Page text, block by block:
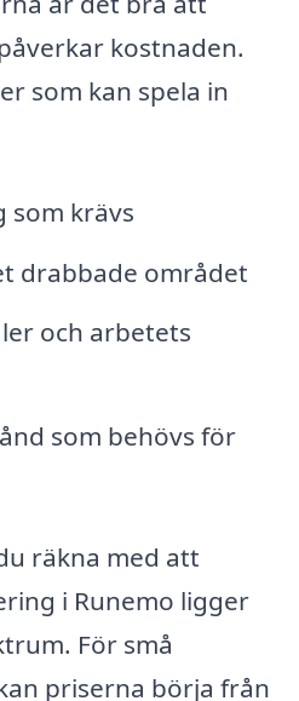
kostnaden.
som kan spela in
som krävs
drabbade området
och arbetets
som behövs för
räkna med att
i Runemo ligger
För små
priserna börja från